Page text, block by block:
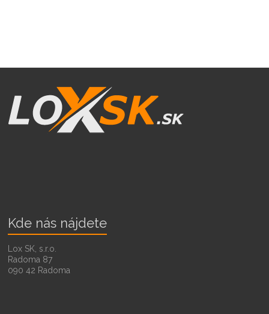
Kde nás nájdete
Lox SK, s.r.o.
Radoma 87
090 42 Radoma